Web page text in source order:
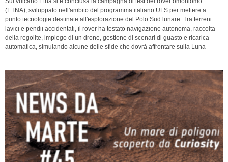
(ETNA), sviluppato nell'ambito del programma italiano ULS per mettere a
punto tecnologie destinate all'esplorazione del Polo Sud lunare. Tra terreni
lavici e pendii accidentati, il rover ha testato navigazione autonoma, raccolta
della regolite, impiego di un drone, gestione di scenari di guasto e ricarica
automatica, simulando alcune delle sfide che dovrà affrontare sulla Luna